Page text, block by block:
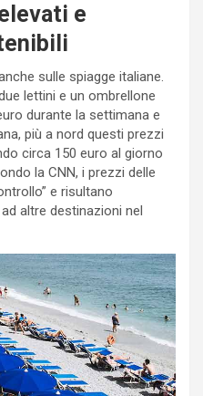
e
sulle spiagge italiane.
lettini e un ombrellone
durante la settimana e
più a nord questi prezzi
circa 150 euro al giorno
la CNN, i prezzi delle
e risultano
altre destinazioni nel